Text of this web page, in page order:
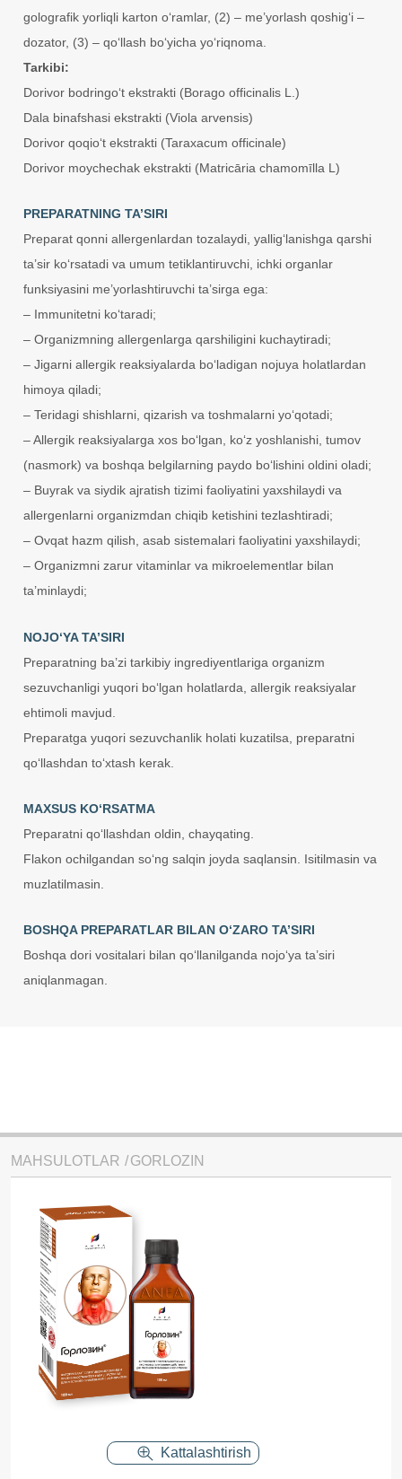
golografik yorliqli karton o‘ramlar, (2) – me’yorlash qoshig‘i –
dozator, (3) – qo‘llash bo‘yicha yo‘riqnoma.
Tarkibi:
Dorivor bodringo‘t ekstrakti (Borago officinalis L.)
Dala binafshasi ekstrakti (Viola arvensis)
Dorivor qoqio‘t ekstrakti (Taraxacum officinale)
Dorivor moychechak ekstrakti (Matricāria chamomīlla L)
PREPARATNING TA’SIRI
Preparat qonni allergenlardan tozalaydi, yallig‘lanishga qarshi
ta’sir ko‘rsatadi va umum tetiklantiruvchi, ichki organlar
funksiyasini me’yorlashtiruvchi ta’sirga ega:
– Immunitetni ko‘taradi;
– Organizmning allergenlarga qarshiligini kuchaytiradi;
– Jigarni allergik reaksiyalarda bo‘ladigan nojuya holatlardan
himoya qiladi;
– Teridagi shishlarni, qizarish va toshmalarni yo‘qotadi;
– Allergik reaksiyalarga xos bo‘lgan, ko‘z yoshlanishi, tumov
(nasmork) va boshqa belgilarning paydo bo‘lishini oldini oladi;
– Buyrak va siydik ajratish tizimi faoliyatini yaxshilaydi va
allergenlarni organizmdan chiqib ketishini tezlashtiradi;
– Ovqat hazm qilish, asab sistemalari faoliyatini yaxshilaydi;
– Organizmni zarur vitaminlar va mikroelementlar bilan
ta’minlaydi;
NOJO‘YA TA’SIRI
Preparatning ba’zi tarkibiy ingrediyentlariga organizm
sezuvchanligi yuqori bo‘lgan holatlarda, allergik reaksiyalar
ehtimoli mavjud.
Preparatga yuqori sezuvchanlik holati kuzatilsa, preparatni
qo‘llashdan to‘xtash kerak.
MAXSUS KO‘RSATMA
Preparatni qo‘llashdan oldin, chayqating.
Flakon ochilgandan so‘ng salqin joyda saqlansin. Isitilmasin va
muzlatilmasin.
BOSHQA PREPARATLAR BILAN O‘ZARO TA’SIRI
Boshqa dori vositalari bilan qo‘llanilganda nojo‘ya ta’siri
aniqlanmagan.
MAHSULOTLAR GORLOZIN
Kattalashtirish